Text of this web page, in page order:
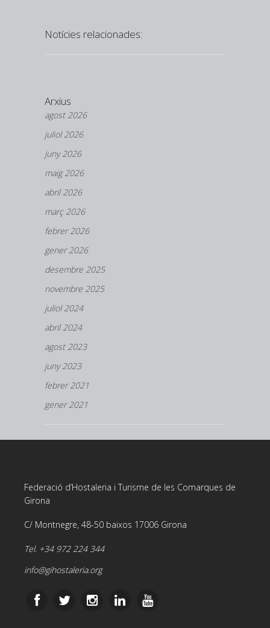
Notícies relacionades:
Arxius
agost 2026
juliol 2026
juny 2026
maig 2026
abril 2026
març 2026
febrer 2026
gener 2026
desembre 2025
novembre 2025
juliol 2024
abril 2024
agost 2023
juny 2023
febrer 2021
gener 2021
Federació d’Hostaleria i Turisme de les Comarques de
Girona
C/ Montnegre, 48-50 baixos 17006 Girona
Tel. +34 972 224 344
info@gihostaleria.org